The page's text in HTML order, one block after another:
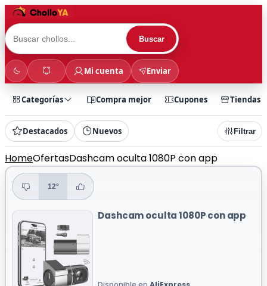
Buscar
Mi cuenta Enviar
Categorías Compra mejor Cupones Tiendas
Destacados Nuevos Filtrar
HomeOfertasDashcam oculta 1080P con app
12°
Dashcam oculta 1080P con app